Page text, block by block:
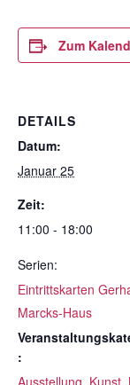
Zum
DETAILS
Datum:
Januar 25
Zeit:
11:00 - 18:00
Serien:
Eintrittskarten
Marcks-Haus
:
Ausstellung, Kunst,